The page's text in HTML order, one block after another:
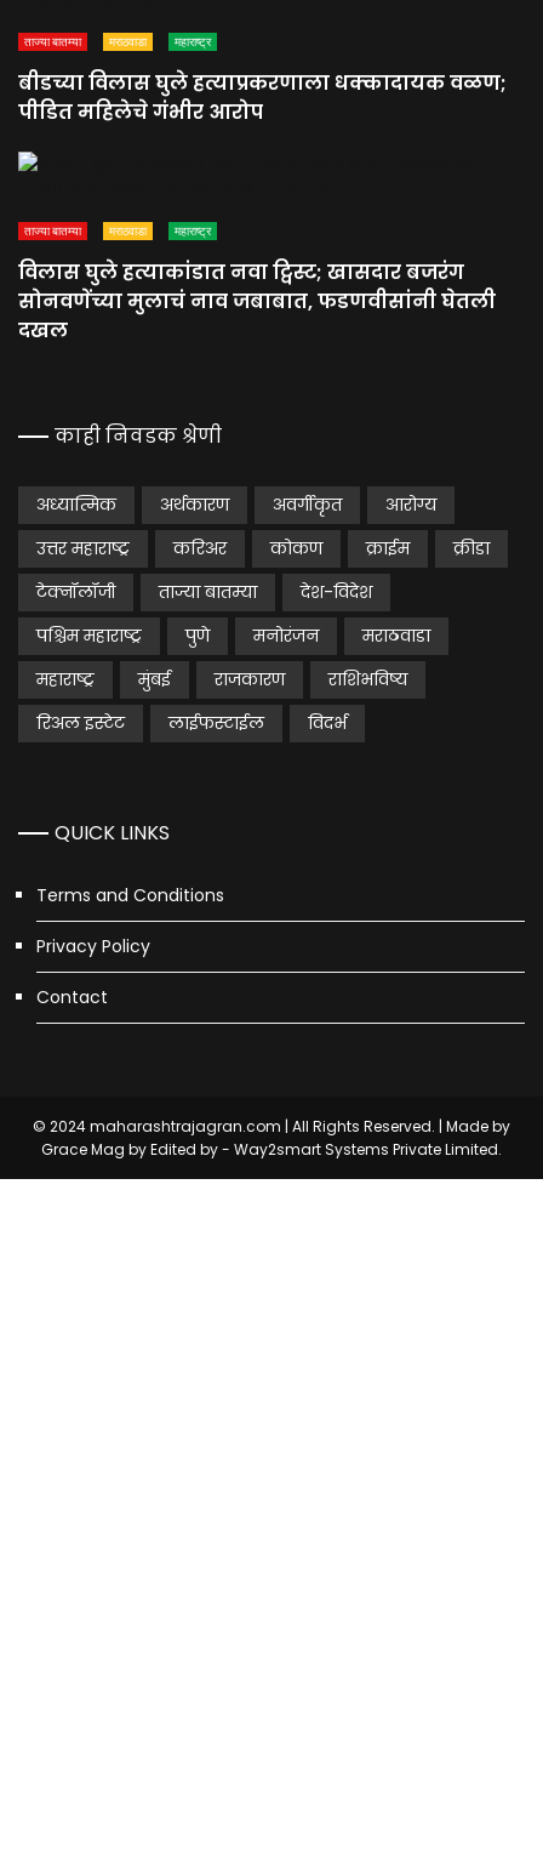
ताज्या बातम्या मराठवाडा महाराष्ट्र
बीडच्या विलास घुले हत्याप्रकरणाला धक्कादायक वळण;
पीडित महिलेचे गंभीर आरोप
ताज्या बातम्या मराठवाडा महाराष्ट्र
विलास घुले हत्याकांडात नवा ट्विस्ट; खासदार बजरंग
सोनवणेंच्या मुलाचं नाव जबाबात, फडणवीसांनी घेतली
दखल
काही निवडक श्रेणी
अध्यात्मिक अर्थकारण अवर्गीकृत
आरोग्य
उत्तर महाराष्ट्र
करिअर कोकण क्राईम
क्रीडा
टेक्नॉलॉजी
ताज्या बातम्या
देश-विदेश
पश्चिम महाराष्ट्र
पुणे मनोरंजन
मराठवाडा
महाराष्ट्र
मुंबई राजकारण
राशिभविष्य
रिअल इस्टेट
लाईफस्टाईल विदर्भ
QUICK LINKS
Terms and Conditions
Privacy Policy
Contact
© 2024 maharashtrajagran.com | All Rights Reserved. | Made by
Grace Mag byEdited by - Way2smart Systems Private Limited.